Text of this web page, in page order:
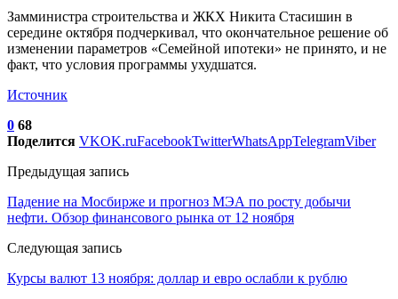
Замминистра строительства и ЖКХ Никита Стасишин в
середине октября подчеркивал, что окончательное решение об
изменении параметров «Семейной ипотеки» не принято, и не
факт, что условия программы ухудшатся.
Источник
0 68
Поделится VKOK.ruFacebookTwitterWhatsAppTelegramViber
Предыдущая запись
Падение на Мосбирже и прогноз МЭА по росту добычи
нефти. Обзор финансового рынка от 12 ноября
Следующая запись
Курсы валют 13 ноября: доллар и евро ослабли к рублю